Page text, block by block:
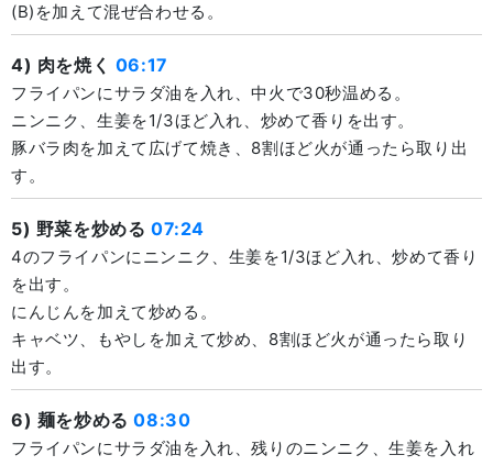
(B)を加えて混ぜ合わせる。
4) 肉を焼く 06:17
フライパンにサラダ油を入れ、中火で30秒温める。
ニンニク、生姜を1/3ほど入れ、炒めて香りを出す。
豚バラ肉を加えて広げて焼き、8割ほど火が通ったら取り出
す。
5) 野菜を炒める 07:24
4のフライパンにニンニク、生姜を1/3ほど入れ、炒めて香り
を出す。
にんじんを加えて炒める。
キャベツ、もやしを加えて炒め、8割ほど火が通ったら取り
出す。
6) 麺を炒める08:30
フライパンにサラダ油を入れ、残りのニンニク、生姜を入れ